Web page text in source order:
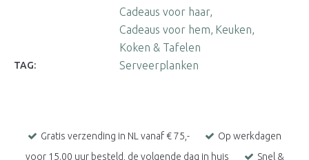
Cadeaus voor haar
Cadeaus voor hem Keuken
Koken & Tafelen
TAG: Serveerplanken
Gratis verzending in NL vanaf € 75,-
Op werkdagen
voor 15.00 uur besteld, de volgende dag in huis
Snel &